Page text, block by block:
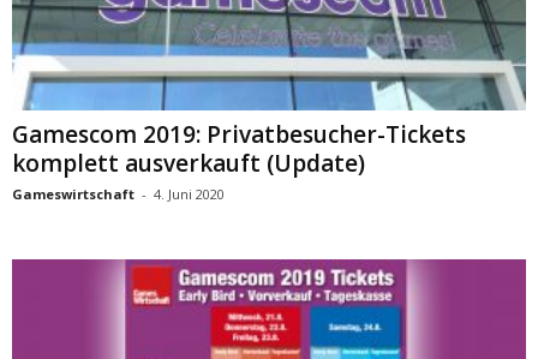
Gamescom 2019: Privatbesucher-Tickets
komplett ausverkauft (Update)
Gameswirtschaft - 4. Juni 2020